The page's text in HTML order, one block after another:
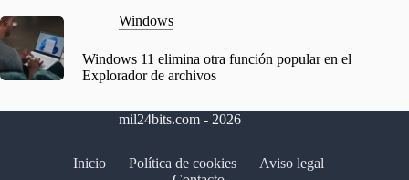
Windows
Windows 11 elimina otra función popular en el
Explorador de archivos
mil24bits.com - 2026
Inicio Política de cookies
Aviso legal